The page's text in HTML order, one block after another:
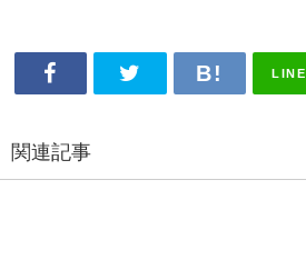
LINE
関連記事